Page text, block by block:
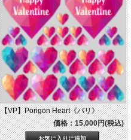
【VP】Porigon Heart《バリ》
価格：15,000円(税込)